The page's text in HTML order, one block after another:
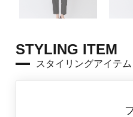
STYLING ITEM
スタイリングアイテム